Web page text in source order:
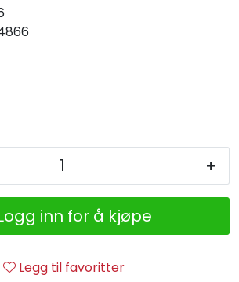
+
inn for å kjøpe
Legg til favoritter